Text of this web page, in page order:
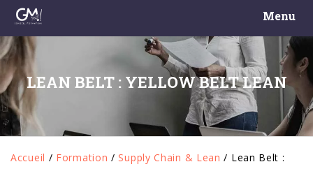
Menu
LEAN BELT : YELLOW BELT LEAN
Accueil / Formation / Supply Chain & Lean / Lean Belt :